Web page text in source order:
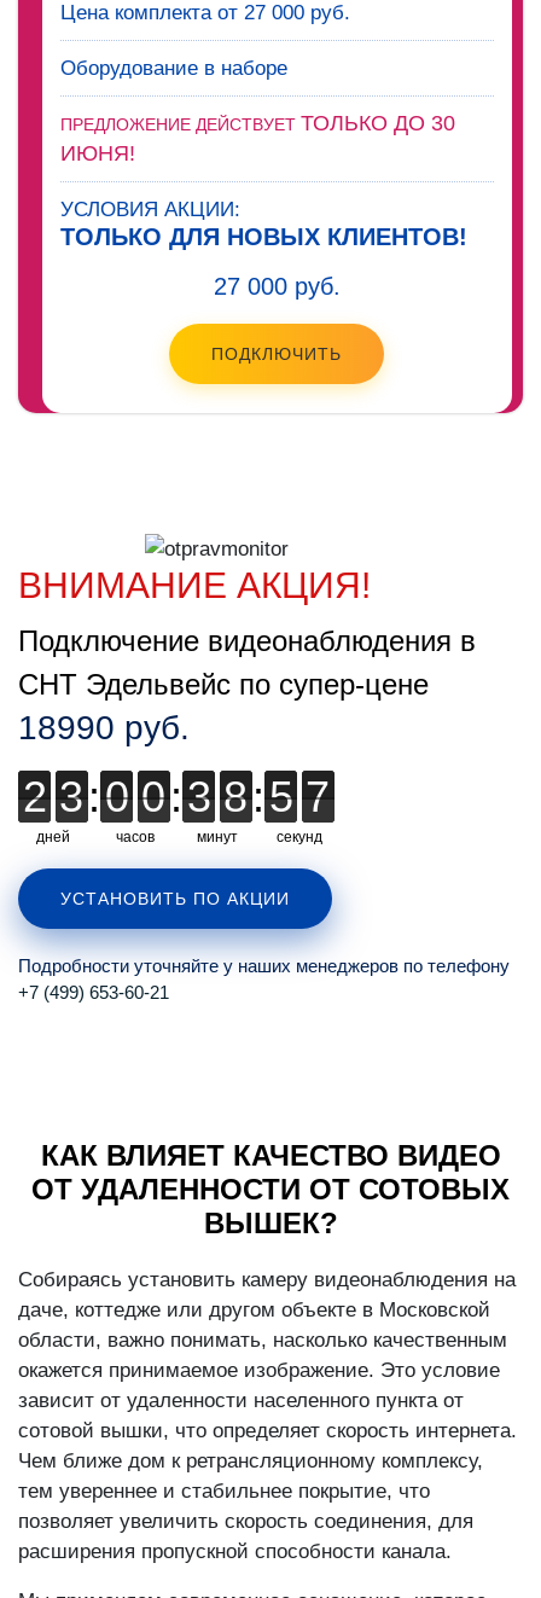
Цена комплекта от 27 000 руб.
Оборудование в наборе
ПРЕДЛОЖЕНИЕ ДЕЙСТВУЕТ ТОЛЬКО ДО 30
ИЮНЯ!
УСЛОВИЯ АКЦИИ:
ТОЛЬКО ДЛЯ НОВЫХ КЛИЕНТОВ!
27 000 руб.
ПОДКЛЮЧИТЬ
ВНИМАНИЕ АКЦИЯ!
Подключение видеонаблюдения в
СНТ Эдельвейс по супер-цене
18990 руб.
дней
2
2 3
3:
часов
0
0 0
0:
минут
3
3 8
8
8:
секунд
5
5
5 6
7
6
УСТАНОВИТЬ ПО АКЦИИ
Подробности уточняйте у наших менеджеров по телефону
+7 (499) 653-60-21
КАК ВЛИЯЕТ КАЧЕСТВО ВИДЕО
ОТ УДАЛЕННОСТИ ОТ СОТОВЫХ
ВЫШЕК?
Собираясь установить камеру видеонаблюдения на
даче, коттедже или другом объекте в Московской
области, важно понимать, насколько качественным
окажется принимаемое изображение. Это условие
зависит от удаленности населенного пункта от
сотовой вышки, что определяет скорость интернета.
Чем ближе дом к ретрансляционному комплексу,
тем увереннее и стабильнее покрытие, что
позволяет увеличить скорость соединения, для
расширения пропускной способности канала.